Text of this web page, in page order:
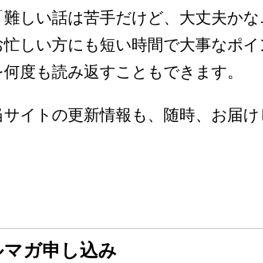
難しい話は苦手だけど、大丈夫
忙しい方にも短い時間で大事なポ
何度も読み返すこともできます。
サイトの更新情報も、随時、お届
マガ申し込み